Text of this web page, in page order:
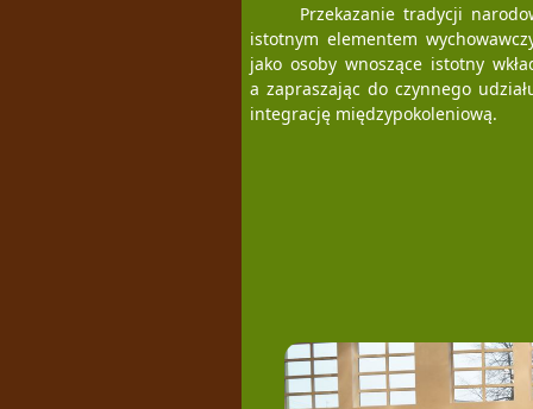
Przekazanie tradycji
istotnym elementem
jako osoby wnoszące istotny
a zapraszając do czynnego
integrację międzypokoleniową.